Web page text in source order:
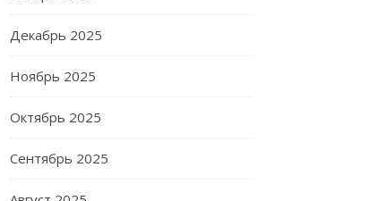
Декабрь 2025
Ноябрь 2025
Октябрь 2025
Сентябрь 2025